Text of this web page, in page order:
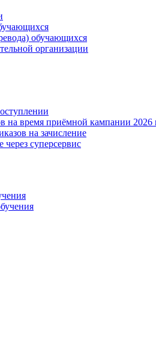
обучающихся
организации
на время приёмной кампании 2026
на зачисление
через суперсервис